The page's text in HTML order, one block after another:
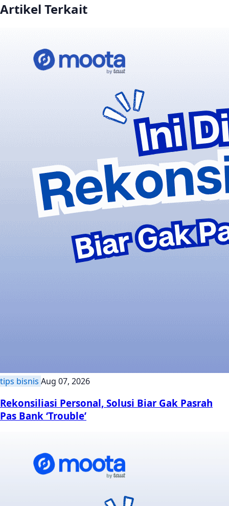
Artikel Terkait
tips bisnis Aug 07, 2026
Rekonsiliasi Personal, Solusi Biar Gak Pasrah
Pas Bank ‘Trouble’